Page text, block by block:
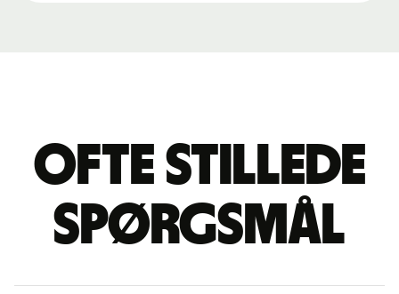
Ofte stillede
spørgsmål